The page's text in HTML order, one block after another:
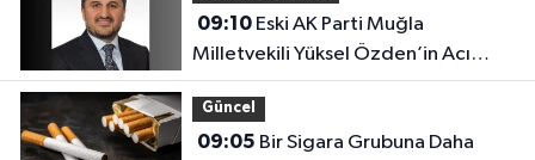
09:10Eski AK Parti Muğla
Milletvekili Yüksel Özden’in Acı
Günü
Güncel
09:05